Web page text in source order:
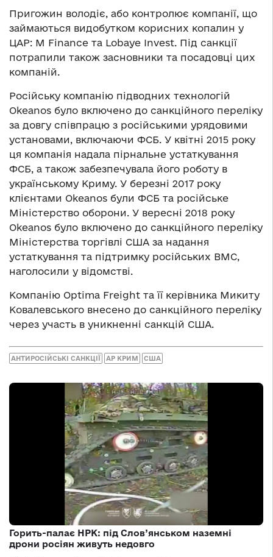
Пригожин володіє, або контролює компанії, що
займаються видобутком корисних копалин у
ЦАР: M Finance та Lobaye Invest. Під санкції
потрапили також засновники та посадовці цих
компаній.
Російську компанію підводних технологій
Okeanos було включено до санкційного переліку
за довгу співпрацю з російськими урядовими
установами, включаючи ФСБ. У квітні 2015 року
ця компанія надала пірнальне устаткування
ФСБ, а також забезпечувала його роботу в
українському Криму. У березні 2017 року
клієнтами Okeanos були ФСБ та російське
Міністерство оборони. У вересні 2018 року
Okeanos було включено до санкційного переліку
Міністерства торгівлі США за надання
устаткування та підтримку російських ВМС,
наголосили у відомстві.
Компанію Optima Freight та її керівника Микиту
Ковалевського внесено до санкційного переліку
через участь в уникненні санкцій США.
АНТИРОСІЙСЬКІ САНКЦІЇ АР КРИМ США
Горить-палає НРК: під Слов’янськом наземні
дрони росіян живуть недовго